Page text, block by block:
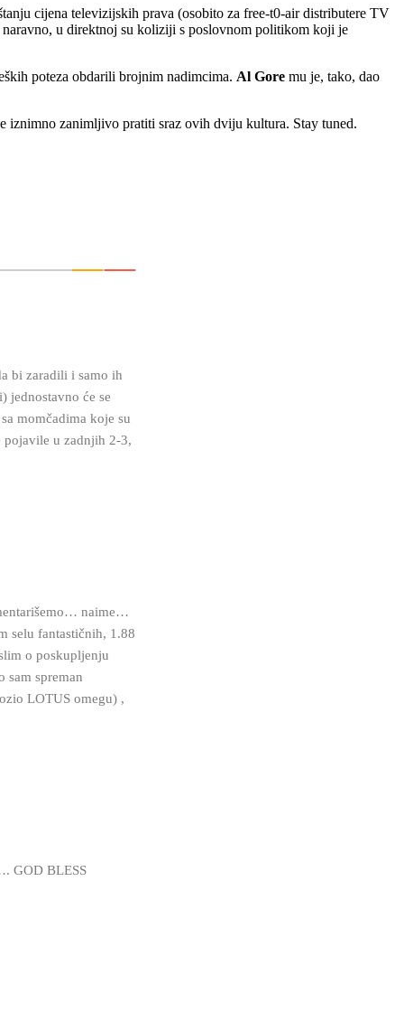
cijena televizijskih prava (osobito za free-t0-air distributere TV
u direktnoj su koliziji s poslovnom politikom koji je
poteza obdarili brojnim nadimcima. Al Gore mu je, tako, dao
iznimno zanimljivo pratiti sraz ovih dviju kultura. Stay tuned.
bi zaradili i samo ih
jednostavno će se
momčadima koje su
pojavile u zadnjih 2-3,
naime…
selu fantastičnih, 1.88
o poskupljenju
spreman
LOTUS omegu) ,
GOD BLESS